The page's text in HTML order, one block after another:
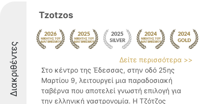
Διακριθέντες
Tzotzos
Δείτε περισσότερα >>
Στο κέντρο της Έδεσσας, στην οδό 25ης
Μαρτίου 9, λειτουργεί μια παραδοσιακή
ταβέρνα που αποτελεί γνωστή επιλογή για
την ελληνική γαστρονομία. Η Τζότζος